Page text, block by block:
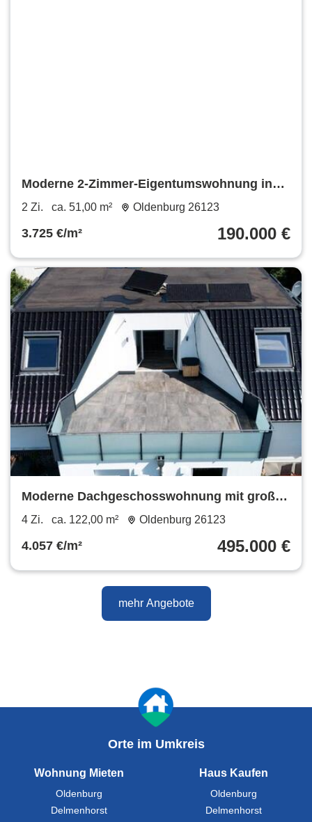
Moderne 2-Zimmer-Eigentumswohnung in
ruhiger Lage
2 Zi. ca. 51,00 m² Oldenburg 26123
3.725 €/m² 190.000 €
Moderne Dachgeschosswohnung mit großer
Sonnenterrasse
4 Zi. ca. 122,00 m² Oldenburg 26123
4.057 €/m² 495.000 €
mehr Angebote
Orte im Umkreis
Wohnung Mieten
Oldenburg
Delmenhorst
Haus Kaufen
Oldenburg
Delmenhorst